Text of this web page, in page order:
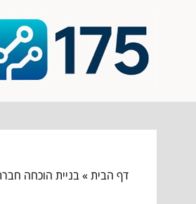
דף הבית»בניית הוכחה